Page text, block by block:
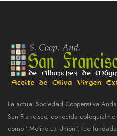
La actual Sociedad Cooperativa
San Francisco, conocida
como “Molino La Unión”, fue